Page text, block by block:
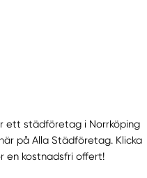
Malmköping
Mariefred
ett städföretag i Norrköping
på Alla Städföretag. Klicka
en kostnadsfri offert!